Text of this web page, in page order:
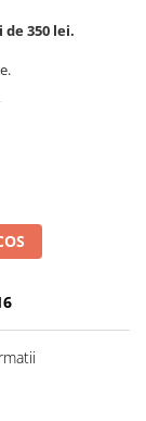
350 lei.